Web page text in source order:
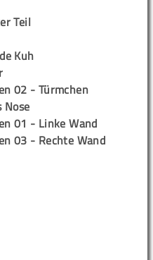
Teil
Kuh
02 - Türmchen
Nose
01 - Linke Wand
03 - Rechte Wand